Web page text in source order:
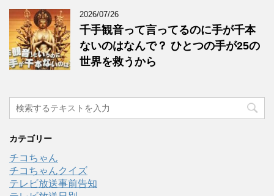
2026/07/26
千手観音って言ってるのに手が千本
ないのはなんで？ ひとつの手が25の
世界を救うから
カテゴリー
チコちゃん
チコちゃんクイズ
テレビ放送事前告知